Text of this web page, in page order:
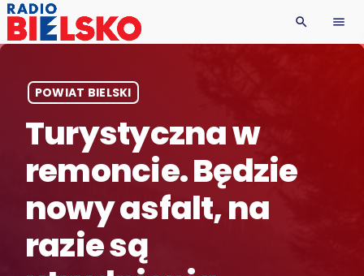
search menu
POWIAT BIELSKI
Turystyczna w
remoncie. Będzie
nowy asfalt, na
razie są